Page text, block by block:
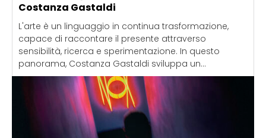
Costanza Gastaldi
L'arte è un linguaggio in continua trasformazione,
capace di raccontare il presente attraverso
sensibilità, ricerca e sperimentazione. In questo
panorama, Costanza Gastaldi sviluppa un...